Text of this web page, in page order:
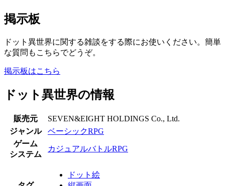
掲示板
ドット異世界に関する雑談をする際にお使いください。簡単
な質問もこちらでどうぞ。
掲示板はこちら
ドット異世界の情報
販売元
SEVEN&EIGHT HOLDINGS Co., Ltd.
ジャンル
ベーシックRPG
ゲーム
システム
カジュアルバトルRPG
ドット絵